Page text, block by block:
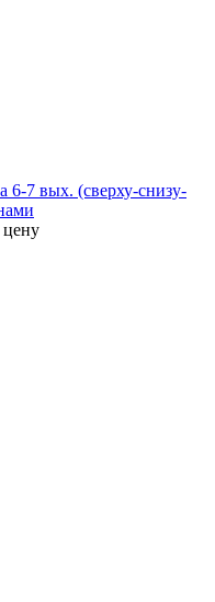
6-7 вых. (сверху-снизу-
цену